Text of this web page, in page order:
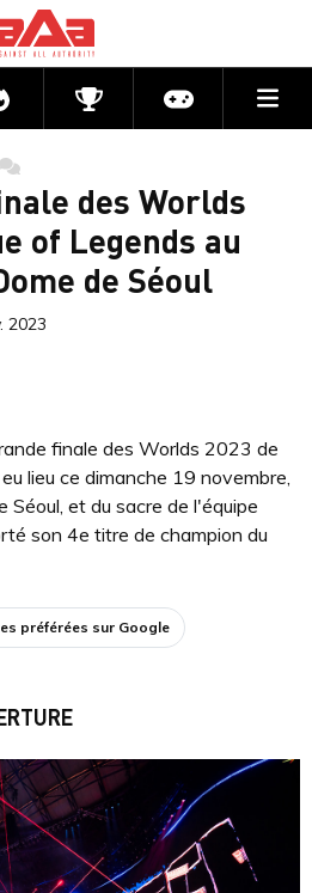
Directs CompétitionsActu jeux
commentaires
des Worlds
of Legends au
de Séoul
2023
AUX
finale des Worlds 2023 de
lieu ce dimanche 19 novembre,
Séoul, et du sacre de l'équipe
son 4e titre de champion du
préférées sur Google